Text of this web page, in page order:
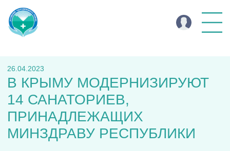
26.04.2023
В КРЫМУ МОДЕРНИЗИРУЮТ
14 САНАТОРИЕВ,
ПРИНАДЛЕЖАЩИХ
МИНЗДРАВУ РЕСПУБЛИКИ